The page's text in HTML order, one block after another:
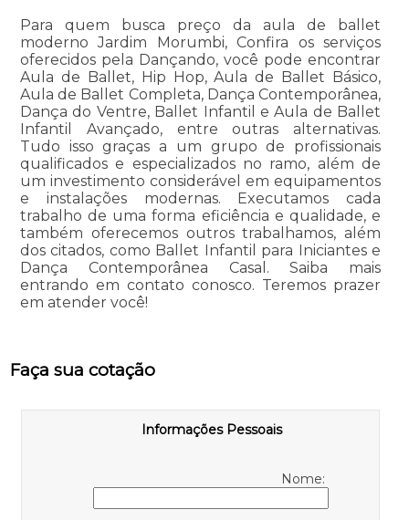
Para quem busca preço da aula de ballet
moderno Jardim Morumbi, Confira os serviços
oferecidos pela Dançando, você pode encontrar
Aula de Ballet, Hip Hop, Aula de Ballet Básico,
Aula de Ballet Completa, Dança Contemporânea,
Dança do Ventre, Ballet Infantil e Aula de Ballet
Infantil Avançado, entre outras alternativas.
Tudo isso graças a um grupo de profissionais
qualificados e especializados no ramo, além de
um investimento considerável em equipamentos
e instalações modernas. Executamos cada
trabalho de uma forma eficiência e qualidade, e
também oferecemos outros trabalhamos, além
dos citados, como Ballet Infantil para Iniciantes e
Dança Contemporânea Casal. Saiba mais
entrando em contato conosco. Teremos prazer
em atender você!
Faça sua cotação
Informações Pessoais
Nome: